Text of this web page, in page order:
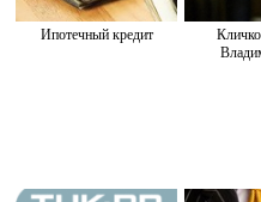
Ипотечный кредит